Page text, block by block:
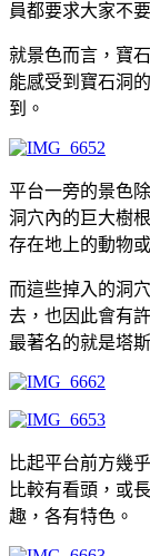
員都要求大家不
就景色而言，寶
能感受到寶石洞
到。
平台一旁的景色
洞穴內的巨大樹
存在地上的動物
而這些掉入的洞
去，也因此會有
最著名的就是塔
比起平台前方幾
比較有看頭，或
趣，各有特色。